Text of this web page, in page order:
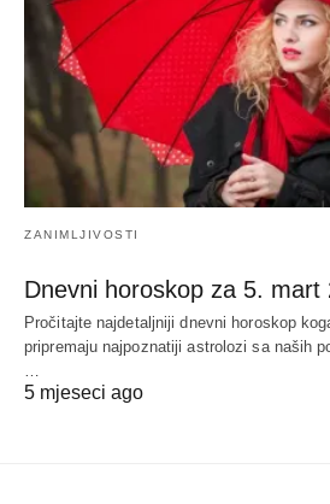
ZANIMLJIVOSTI
Dnevni horoskop za 5. mart
Pročitajte najdetaljniji dnevni horoskop
pripremaju najpoznatiji astrolozi sa naših
…
5 mjeseci ago